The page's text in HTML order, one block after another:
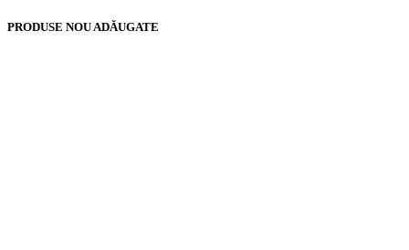
PRODUSE NOU ADĂUGATE